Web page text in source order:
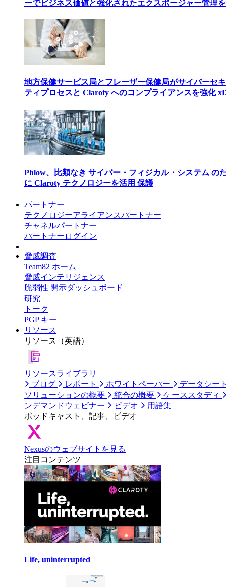
ーでビジネス価値と強化されたエクスポージャー管理
地方保健サービス局とフレーザー保健局がサイバーセ
ティプロセスと Claroty へのコンプライアンスを強化
Phlow、比類なき サイバー・フィジカル・システム の
に Claroty テクノロジーを活用 保護
パートナー
テクノロジーアライアンスパートナー
チャネルパートナー
パートナーログイン
脅威調査
Team82 ホーム
脅威インテリジェンス
脆弱性 開示ダッシュボード
研究
トーク
PGP キー
リソース
リソース（英語）
リソースライブラリ
ブログ
レポート ホワイトペーパー
データシー
ソリューションの概要
統合の概要
ケーススタディ
ンデマンドウェビナー
ビデオ
用語集
ポッドキャスト、記事、ビデオ
Nexusのウェブサイトを見る
注目コンテンツ
Life, uninterrupted